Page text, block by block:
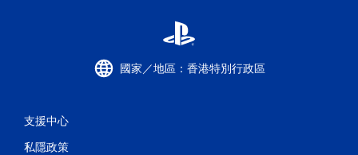
國家／地區：香港特別行政區
支援中心
私隱政策